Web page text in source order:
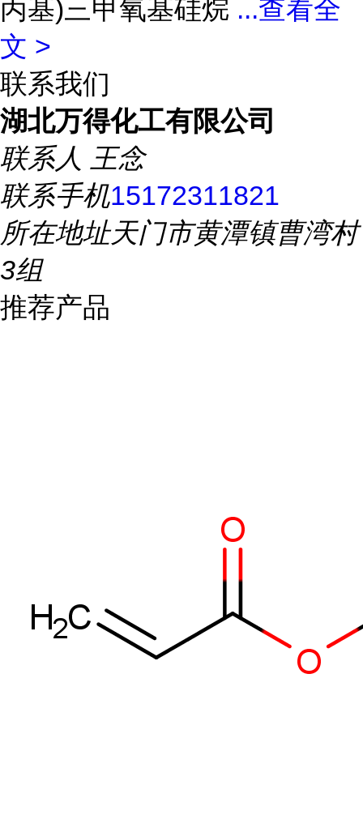
丙基)三甲氧基硅烷 ...查看全
文 >
联系我们
湖北万得化工有限公司
联系人 王念
联系手机15172311821
所在地址天门市黄潭镇曹湾村
3组
推荐产品